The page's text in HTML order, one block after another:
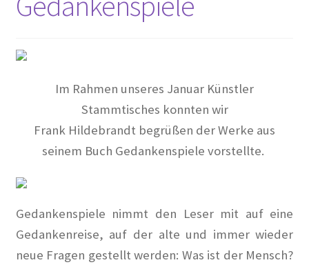
2020
2022
2023
Im Rahmen unseres Januar Künstler
Stammtisches konnten wir
Frank Hildebrandt begrüßen der Werke aus
seinem Buch Gedankenspiele vorstellte.
Gedankenspiele nimmt den Leser mit auf eine
Gedankenreise, auf der alte und immer wieder
neue Fragen gestellt werden: Was ist der Mensch?